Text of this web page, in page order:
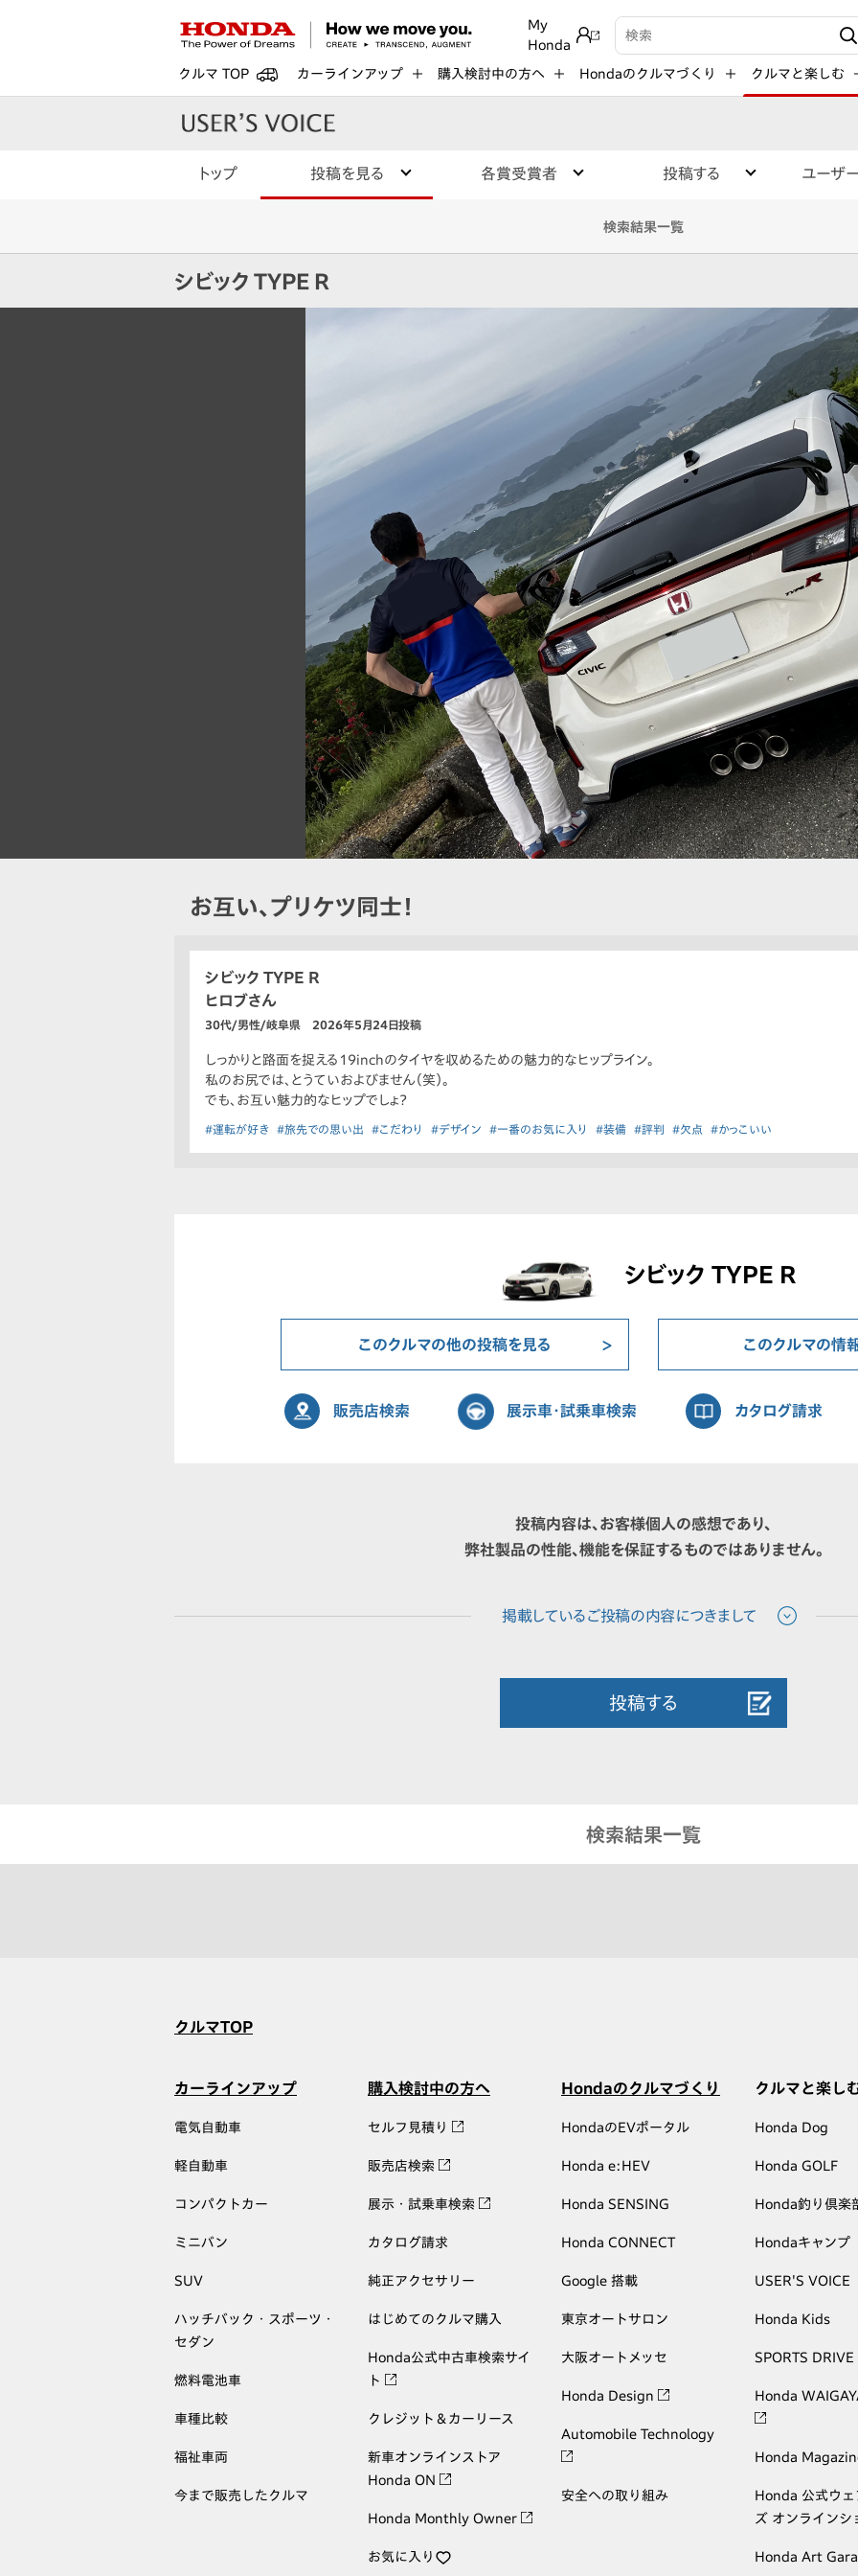
My
Honda
検索キーワード入力
クルマ TOP カーラインアップ 購入検討中の方へ Hondaのクルマづくり クルマと楽しむ
トップ 投稿を見る 各賞受賞者 投稿する ユーザ
検索結果一覧
シビック TYPE R
お互い、プリケツ同士！
シビック TYPE R
ヒロブさん
30代/男性/岐阜県 2026年5月24日投稿
しっかりと路面を捉える19inchのタイヤを収めるための魅力的なヒップライン。
私のお尻では、とうていおよびません（笑）。
でも、お互い魅力的なヒップでしょ？
#運転が好き #旅先での思い出 #こだわり #デザイン #一番のお気に入り #装備 #評判 #欠点 #かっこいい
シビック TYPE R
このクルマの他の投稿を見る このクルマの情
販売店検索 展示車・試乗車検索 カタログ請求
投稿内容は、お客様個人の感想であり、
弊社製品の性能、機能を保証するものではありません。
投稿する
検索結果一覧
クルマTOP
カーラインアップ
電気自動車
軽自動車
コンパクトカー
ミニバン
SUV
ハッチバック・スポーツ・
セダン
燃料電池車
車種比較
福祉車両
今まで販売したクルマ
購入検討中の方へ
セルフ見積り
販売店検索
展示・試乗車検索
カタログ請求
純正アクセサリー
はじめてのクルマ購入
Honda公式中古車検索サイ
ト
クレジット＆カーリース
新車オンラインストア
Honda ON
Honda Monthly Owner
お気に入り
Hondaのクルマづくり
HondaのEVポータル
Honda e:HEV
Honda SENSING
Honda CONNECT
Google 搭載
東京オートサロン
大阪オートメッセ
Honda Design
Automobile Technology
安全への取り組み
クルマと楽し
Honda Dog
Honda GOLF
Honda釣り倶楽
Hondaキャンプ
USER'S VOICE
Honda Kids
SPORTS DRIVE
Honda
Honda
Honda 公式ウェ
ズ オンラインシ
Honda Art